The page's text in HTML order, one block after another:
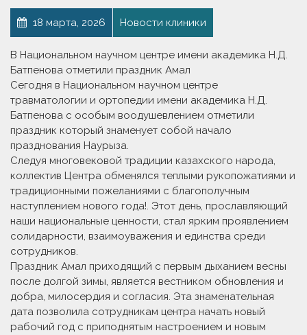
18 марта, 2026 Новости клиники
В Национальном научном центре имени академика Н.Д.
Батпенова отметили праздник Амал
Сегодня в Национальном научном центре
травматологии и ортопедии имени академика Н.Д.
Батпенова с особым воодушевлением отметили
праздник который знаменует собой начало
празднования Наурыза.
Следуя многовековой традиции казахского народа,
коллектив Центра обменялся теплыми рукопожатиями и
традиционными пожеланиями с благополучным
наступлением нового года!. Этот день, прославляющий
наши национальные ценности, стал ярким проявлением
солидарности, взаимоуважения и единства среди
сотрудников.
Праздник Амал приходящий с первым дыханием весны
после долгой зимы, является вестником обновления и
добра, милосердия и согласия. Эта знаменательная
дата позволила сотрудникам центра начать новый
рабочий год с приподнятым настроением и новым